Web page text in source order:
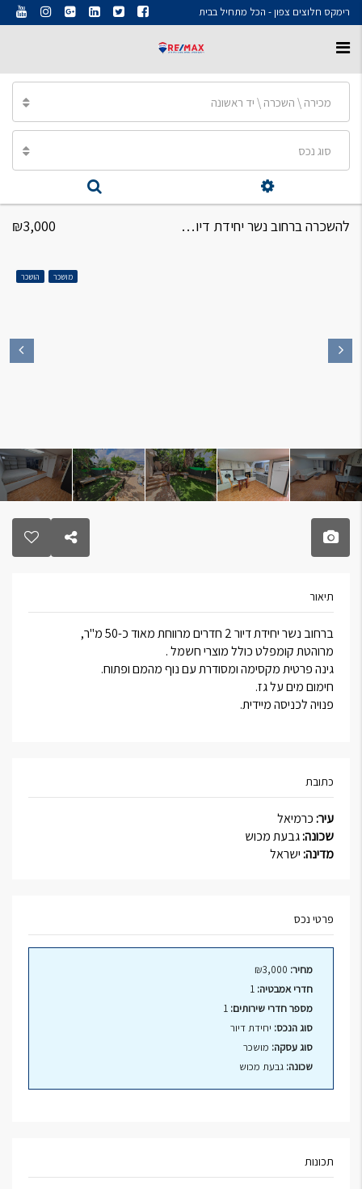
רימקס חלוצים צפון - הכל מתחיל בבית
מכירה \ השכרה \ יד ראשונה
סוג נכס
להשכרה ברחוב נשר יחידת דיור 2 חדרים + גינה ₪3,000
מושכר הושכר
תיאור
ברחוב נשר יחידת דיור 2 חדרים מרווחת מאוד כ-50 מ"ר,
מרוהטת קומפלט כולל מוצרי חשמל .
גינה פרטית מקסימה ומסודרת עם נוף מהמם ופתוח.
חימום מים על גז.
פנויה לכניסה מיידית.
כתובת
עיר:כרמיאל
שכונה:גבעת מכוש
מדינה:ישראל
פרטי נכס
מחיר:
חדרי אמבטיה:
מספר חדרי שירותים:
סוג הנכס: יחידת דיור
סוג עסקה: מושכר
שכונה: גבעת מכוש
תכונות